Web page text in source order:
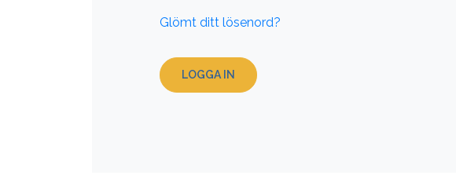
Glömt ditt lösenord?
LOGGA IN